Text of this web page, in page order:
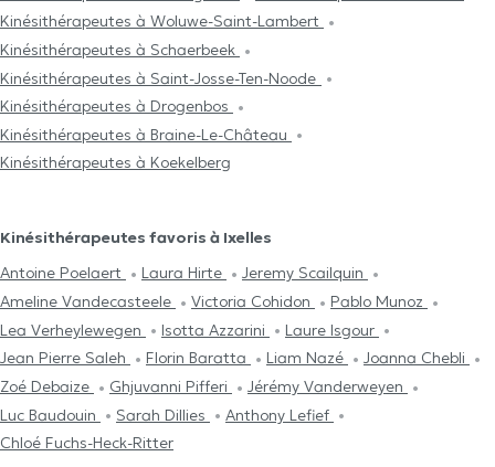
Kinésithérapeutes à Woluwe-Saint-Lambert
Kinésithérapeutes à Schaerbeek
Kinésithérapeutes à Saint-Josse-Ten-Noode
Kinésithérapeutes à Drogenbos
Kinésithérapeutes à Braine-Le-Château
Kinésithérapeutes à Koekelberg
Kinésithérapeutes favoris à Ixelles
Antoine Poelaert
Laura Hirte
Jeremy Scailquin
Ameline Vandecasteele
Victoria Cohidon
Pablo Munoz
Lea Verheylewegen
Isotta Azzarini
Laure Isgour
Jean Pierre Saleh
Florin Baratta Liam Nazé
Joanna Chebli
Zoé Debaize
Ghjuvanni Pifferi
Jérémy Vanderweyen
Luc Baudouin
Sarah Dillies
Anthony Lefief
Chloé Fuchs-Heck-Ritter